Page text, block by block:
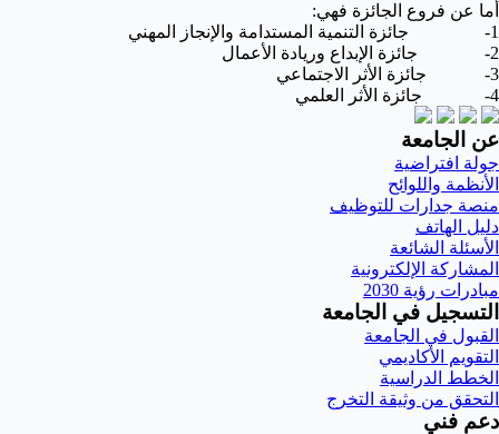
أما عن فروع الجائزة فهي:
1- جائزة التنمية المستدامة والإنجاز المهني
2- جائزة الإبداع وريادة الأعمال
3- جائزة الأثر الاجتماعي
4- جائزة الأثر العلمي
عن الجامعة
جولة افتراضية
الأنظمة واللوائح
منصة جدارات للتوظيف
دليل الهاتف
الأسئلة الشائعة
المشاركة الإلكترونية
مبادرات رؤية 2030
التسجيل في الجامعة
القبول في الجامعة
التقويم الأكاديمي
الخطط الدراسية
التحقق من وثيقة التخرج
دعم فني